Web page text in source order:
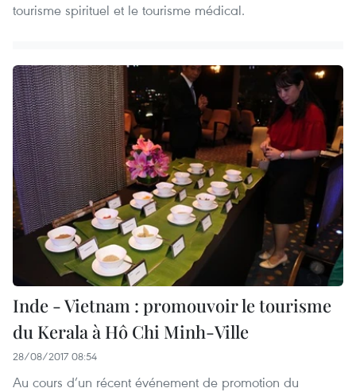
tourisme spirituel et le tourisme médical.
Inde - Vietnam : promouvoir le tourisme
du Kerala à Hô Chi Minh-Ville
28/08/2017 08:54
Au cours d’un récent événement de promotion du